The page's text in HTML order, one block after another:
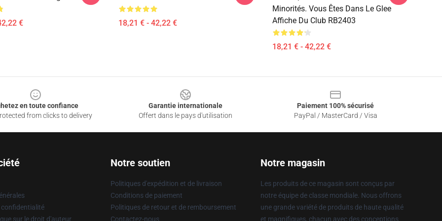
€ 18,21 € - 42,22 €
Minorités. Vous Êtes Dans Le Glee
Affiche Du Club RB2403
18,21 € - 42,22 €
en toute confiance
from clicks to delivery
Garantie internationale
Offert dans le pays d'utilisation
Paiement 100% sécurisé
PayPal / MasterCard / Visa
confidentialité
sur le droit d'auteur
Notre soutien
Politiques d'expédition et de livraison
Conditions de paiement
Politiques de retour et de remboursement
Contactez-nous
Notre magasin
Les produits de ce magasin sont conçus par
notre équipe de classe mondiale. Nous offrons
une grande variété de produits de haute qualité
et magnifiques, chacun avec des conceptions